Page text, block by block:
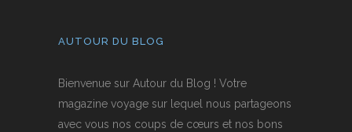
AUTOUR DU BLOG
Bienvenue sur Autour du Blog ! Votre
magazine voyage sur lequel nous partageons
avec vous nos coups de cœurs et nos bons